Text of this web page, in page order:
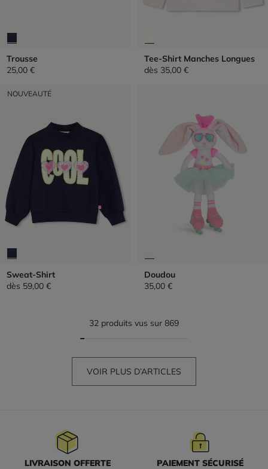
Trousse
25,00 €
Tee-Shirt Manches Longues
dès 35,00 €
NOUVEAUTÉ
Sweat-Shirt
dès 59,00 €
Doudou
35,00 €
32 produits vus sur 869
VOIR PLUS D’ARTICLES
LIVRAISON OFFERTE
PAIEMENT SÉCURISÉ